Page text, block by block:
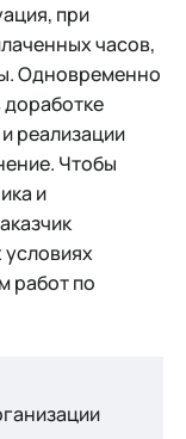
при
часов,
Одновременно
доработке
реализации
Чтобы
и
работ по